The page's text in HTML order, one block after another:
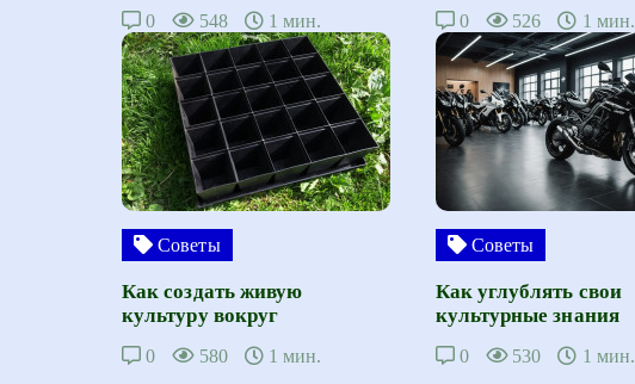
0 548 1 мин. 0 526 1 мин.
Советы
Как создать живую
культуру вокруг
0 580 1 мин.
Советы
Как углублять свои
культурные знания
0 530 1 мин.